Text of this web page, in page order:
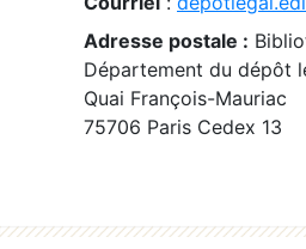
Adresse postale :
Département du dépôt
Quai François-Mauriac
75706 Paris Cedex 13